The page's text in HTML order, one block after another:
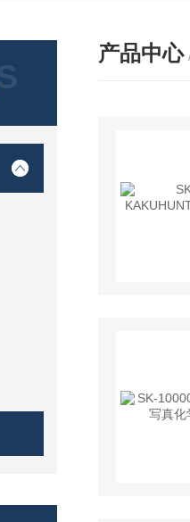
产品中心